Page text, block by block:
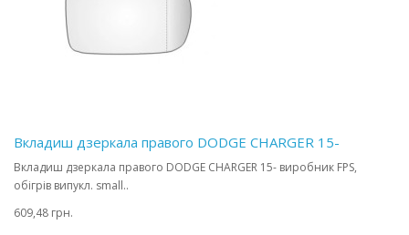
Вкладиш дзеркала правого DODGE CHARGER 15-
Вкладиш дзеркала правого DODGE CHARGER 15- виробник FPS,
обігрів випукл. small..
609,48 грн.